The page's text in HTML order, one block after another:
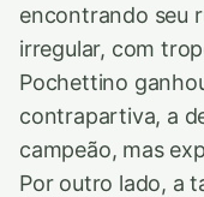
encontrando seu
irregular, com
Pochettino
contrapartiva, a
campeão, mas
Por outro lado, a